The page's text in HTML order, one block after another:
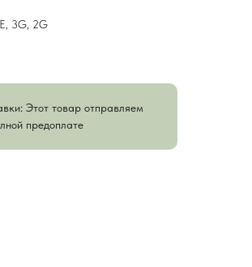
3G, 2G
Этот товар отправляем
предоплате